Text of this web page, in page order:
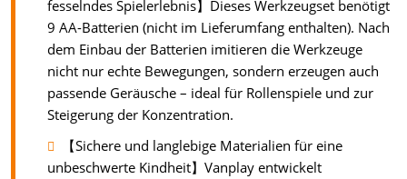
fesselndes Spielerlebnis】Dieses Werkzeugset benötigt
9 AA-Batterien (nicht im Lieferumfang enthalten). Nach
dem Einbau der Batterien imitieren die Werkzeuge
nicht nur echte Bewegungen, sondern erzeugen auch
passende Geräusche – ideal für Rollenspiele und zur
Steigerung der Konzentration.
【Sichere und langlebige Materialien für eine
unbeschwerte Kindheit】Vanplay entwickelt